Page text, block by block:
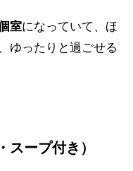
室になっていて、ほ
ゆったりと過ごせる
ープ付き）